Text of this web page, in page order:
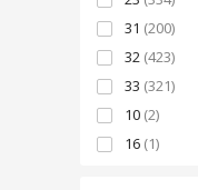
31 (200)
32 (423)
33 (321)
10 (2)
16 (1)